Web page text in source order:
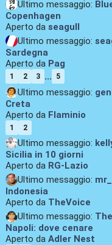
Ultimo messaggio:
Copenhagen
Aperto da seagull
Ultimo messaggio:
Sardegna
Aperto da Pag
1 2 3 ... 5
Ultimo messaggio:
Creta
Aperto da Flaminio
1 2
Ultimo messaggio:
Sicilia in 10 giorni
Aperto da RG-Lazio
Ultimo messaggio:
Indonesia
Aperto da TheVoice
Ultimo messaggio:
Napoli: dove cenare
Aperto da Adler Nest